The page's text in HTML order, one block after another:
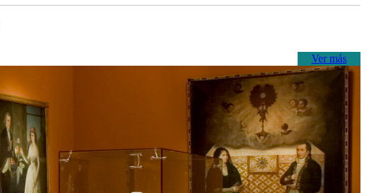
Ver más